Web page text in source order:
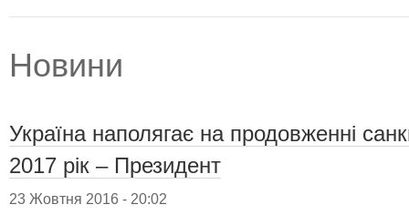
Новини
Україна наполягає на продовженні
2017 рік – Президент
23 Жовтня 2016 - 20:02